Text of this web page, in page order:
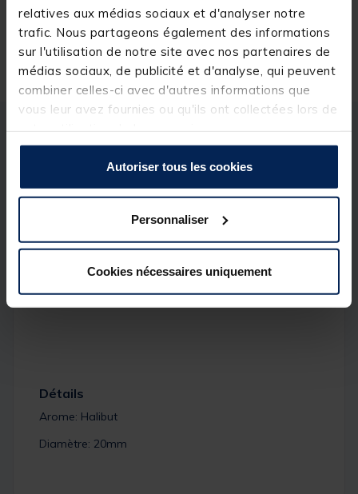
relatives aux médias sociaux et d'analyser notre
trafic. Nous partageons également des informations
sur l'utilisation de notre site avec nos partenaires de
médias sociaux, de publicité et d'analyse, qui peuvent
combiner celles-ci avec d'autres informations que
vous leur avez fournies ou qu'ils ont collectées lors de
Autoriser tous les cookies
Personnaliser
Cookies nécessaires uniquement
Expédition sous 24 h
Description & détails
Description
vraiment démarquer votre esche et d'équilibrer le
Détails
Arome: Halibut
Diamètre: 20mm